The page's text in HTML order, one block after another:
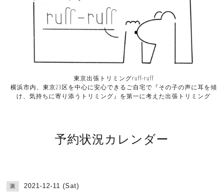
東京出張トリミングruff-ruff
横浜市内、東京23区を中心に安心できるご自宅で『その子の声に耳を傾
け、気持ちに寄り添うトリミング』を第一に考えた出張トリミング
予約状況カレンダー
🈵 2021-12-11 (Sat)